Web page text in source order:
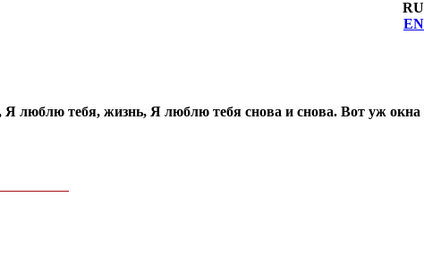
RU
EN
люблю тебя, жизнь, Я люблю тебя снова и снова. Вот уж окна